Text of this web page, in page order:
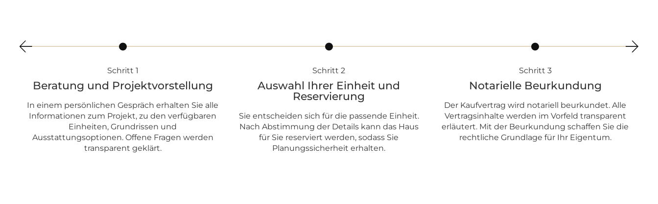
Schritt 1
Beratung und Projektvorstellung
In einem persönlichen Gespräch erhalten Sie alle
Informationen zum Projekt, zu den verfügbaren
Einheiten, Grundrissen und
Ausstattungsoptionen. Offene Fragen werden
transparent geklärt.
Schritt 2
Auswahl Ihrer Einheit und
Reservierung
Sie entscheiden sich für die passende Einheit.
Nach Abstimmung der Details kann das Haus
für Sie reserviert werden, sodass Sie
Planungssicherheit erhalten.
Schritt 3
Notarielle Beurkundung
Der Kaufvertrag wird notariell beurkundet. Alle
Vertragsinhalte werden im Vorfeld transparent
erläutert. Mit der Beurkundung schaffen Sie die
rechtliche Grundlage für Ihr Eigentum.